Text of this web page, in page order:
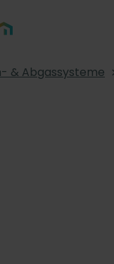
& Abgassysteme